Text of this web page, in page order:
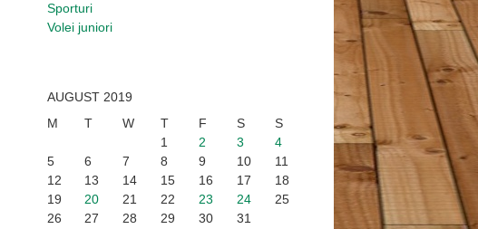
Sporturi
Volei juniori
AUGUST 2019
M
T W T F S
S
1
2 3
4
5
6 7 8 9 10
11
12
13 14 15 16 17
18
19
20 21 22 23 24
25
26
27 28 29 30 31